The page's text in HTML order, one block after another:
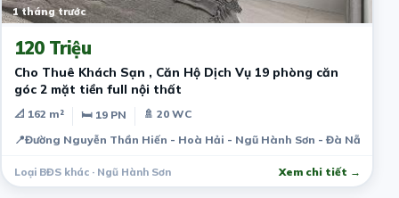
1 tháng trước
120 Triệu
Cho Thuê Khách Sạn , Căn Hộ Dịch Vụ 19 phòng căn
góc 2 mặt tiền full nội thất
📐 162 m² 🛏 19 PN
🚿 20 WC
📍Đường Nguyễn Thần Hiến - Hoà Hải - Ngũ Hành Sơn - Đà Nẵng
Loại BĐS khác · Ngũ Hành Sơn Xem chi tiết →